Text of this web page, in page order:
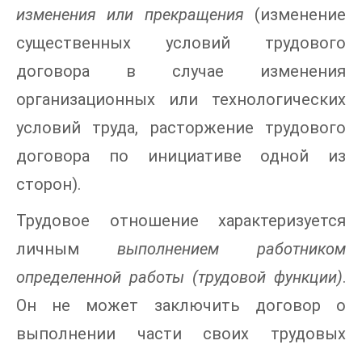
изменения или прекращения (изменение
существенных условий трудового
договора в случае изменения
организационных или технологических
условий труда, расторжение трудового
договора по инициативе одной из
сторон).
Трудовое отношение характеризуется
личным выполнением работником
определенной работы (трудовой функции).
Он не может заключить договор о
выполнении части своих трудовых